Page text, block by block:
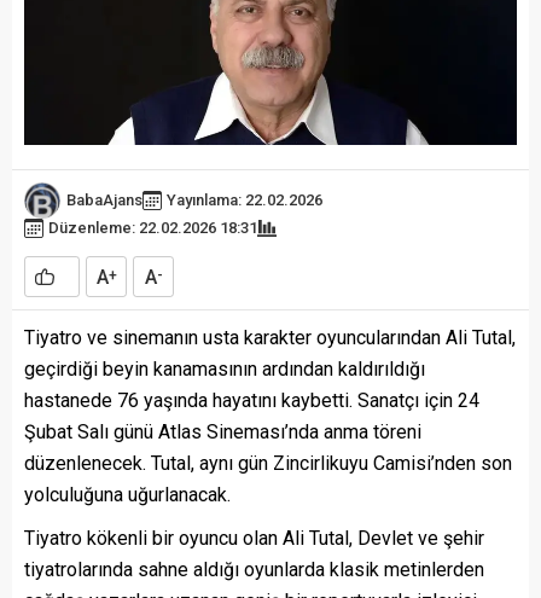
BabaAjans
Yayınlama: 22.02.2026
Düzenleme: 22.02.2026 18:31
A+ A-
Tiyatro ve sinemanın usta karakter oyuncularından Ali Tutal,
geçirdiği beyin kanamasının ardından kaldırıldığı
hastanede 76 yaşında hayatını kaybetti. Sanatçı için 24
Şubat Salı günü Atlas Sineması’nda anma töreni
düzenlenecek. Tutal, aynı gün Zincirlikuyu Camisi’nden son
yolculuğuna uğurlanacak.
Tiyatro kökenli bir oyuncu olan Ali Tutal, Devlet ve şehir
tiyatrolarında sahne aldığı oyunlarda klasik metinlerden